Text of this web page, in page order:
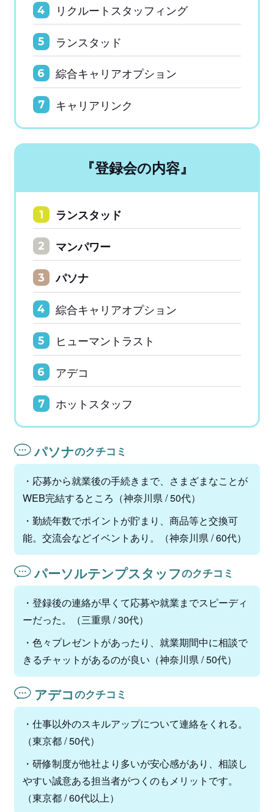
4 リクルートスタッフィング
5 ランスタッド
6 綜合キャリアオプション
7 キャリアリンク
『登録会の内容』
1 ランスタッド
2 マンパワー
3 パソナ
4 綜合キャリアオプション
5 ヒューマントラスト
6 アデコ
7 ホットスタッフ
パソナのクチコミ
・応募から就業後の手続きまで、さまざまなことが
WEB完結するところ（神奈川県 / 50代）
・勤続年数でポイントが貯まり、商品等と交換可
能。交流会などイベントあり。（神奈川県 / 60代）
パーソルテンプスタッフのクチコミ
・登録後の連絡が早くて応募や就業までスピーディ
ーだった。（三重県 / 30代）
・色々プレゼントがあったり、就業期間中に相談で
きるチャットがあるのが良い（神奈川県 / 50代）
アデコのクチコミ
・仕事以外のスキルアップについて連絡をくれる。
（東京都 / 50代）
・研修制度が他社より多いが安心感があり、相談し
やすい誠意ある担当者がつくのもメリットです。
（東京都 / 60代以上）